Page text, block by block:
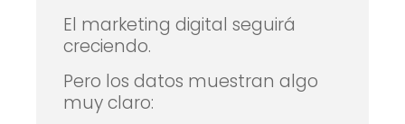
El marketing digital seguirá
creciendo.
Pero los datos muestran algo
muy claro: